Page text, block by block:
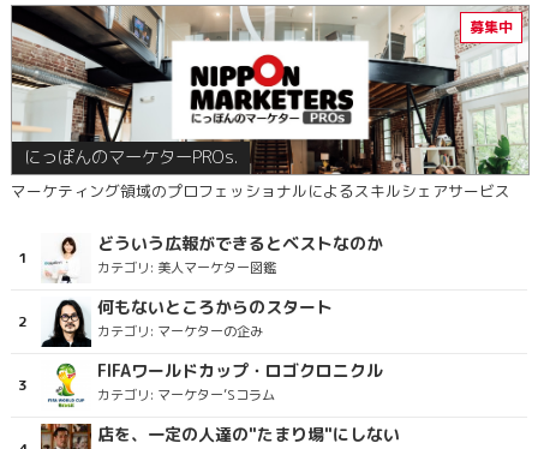
にっぽんのマーケターPROs.
マーケティング領域のプロフェッショナルによるスキルシェアサービス
どういう広報ができるとベストなのか
カテゴリ: 美人マーケター図鑑
何もないところからのスタート
カテゴリ: マーケターの企み
FIFAワールドカップ・ロゴクロニクル
カテゴリ: マーケター’Sコラム
店を、一定の人達の"たまり場"にしない